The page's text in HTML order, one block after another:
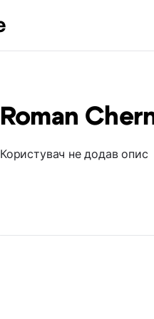
Roman
Користувач не додав опис